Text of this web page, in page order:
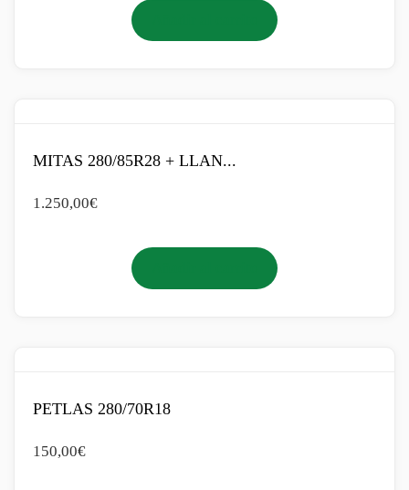
MITAS 280/85R28 + LLAN...
1.250,00€
PETLAS 280/70R18
150,00€